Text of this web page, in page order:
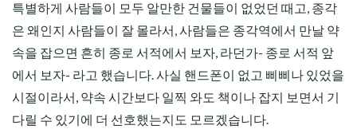
특별하게 사람들이 모두 알만한 건물들이 없었던 때고, 종각
은 왜인지 사람들이 잘 몰라서, 사람들은 종각역에서 만날 약
속을 잡으면 흔히 종로 서적에서 보자, 라던가- 종로 서적 앞
에서 보자- 라고 했습니다. 사실 핸드폰이 없고 삐삐나 있었을
시절이라서, 약속 시간보다 일찍 와도 책이나 잡지 보면서 기
다릴 수 있기에 더 선호했는지도 모르겠습니다.